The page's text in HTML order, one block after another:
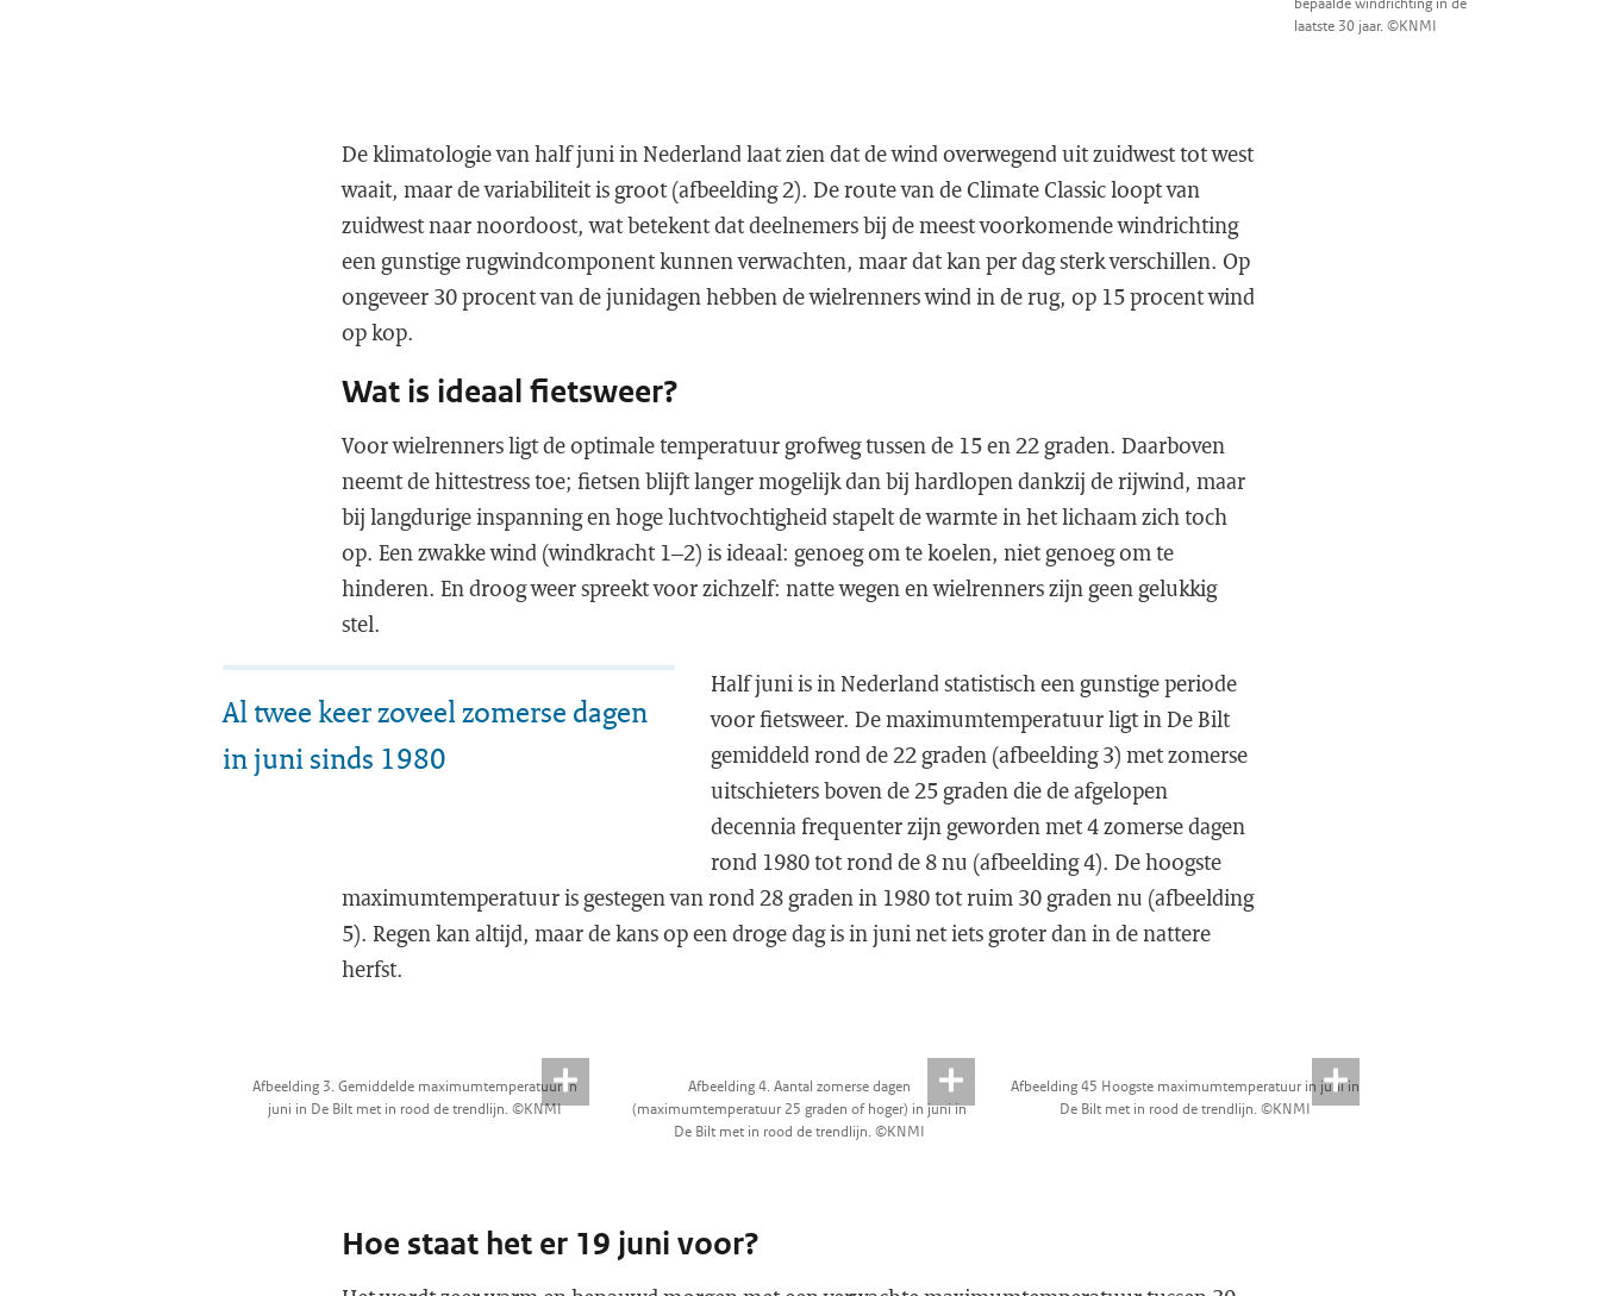
laatste 30 jaar. ©KNMI
De klimatologie van half juni in Nederland laat zien dat de wind overwegend uit zuidwest tot west
waait, maar de variabiliteit is groot (afbeelding 2). De route van de Climate Classic loopt van
zuidwest naar noordoost, wat betekent dat deelnemers bij de meest voorkomende windrichting
een gunstige rugwindcomponent kunnen verwachten, maar dat kan per dag sterk verschillen. Op
ongeveer 30 procent van de junidagen hebben de wielrenners wind in de rug, op 15 procent wind
op kop.
Wat is ideaal fietsweer?
Voor wielrenners ligt de optimale temperatuur grofweg tussen de 15 en 22 graden. Daarboven
neemt de hittestress toe; fietsen blijft langer mogelijk dan bij hardlopen dankzij de rijwind, maar
bij langdurige inspanning en hoge luchtvochtigheid stapelt de warmte in het lichaam zich toch
op. Een zwakke wind (windkracht 1–2) is ideaal: genoeg om te koelen, niet genoeg om te
hinderen. En droog weer spreekt voor zichzelf: natte wegen en wielrenners zijn geen gelukkig
stel.
Al twee keer zoveel zomerse dagen
in juni sinds 1980
Half juni is in Nederland statistisch een gunstige periode
voor fietsweer. De maximumtemperatuur ligt in De Bilt
gemiddeld rond de 22 graden (afbeelding 3) met zomerse
uitschieters boven de 25 graden die de afgelopen
decennia frequenter zijn geworden met 4 zomerse dagen
rond 1980 tot rond de 8 nu (afbeelding 4). De hoogste
maximumtemperatuur is gestegen van rond 28 graden in 1980 tot ruim 30 graden nu (afbeelding
5). Regen kan altijd, maar de kans op een droge dag is in juni net iets groter dan in de nattere
herfst.
Afbeelding 3. Gemiddelde maximumtemperatuur in
juni in De Bilt met in rood de trendlijn. ©KNMI
Afbeelding 4. Aantal zomerse dagen
(maximumtemperatuur 25 graden of hoger) in juni in
De Bilt met in rood de trendlijn. ©KNMI
Afbeelding 45 Hoogste maximumtemperatuur in juni in
De Bilt met in rood de trendlijn. ©KNMI
Hoe staat het er 19 juni voor?